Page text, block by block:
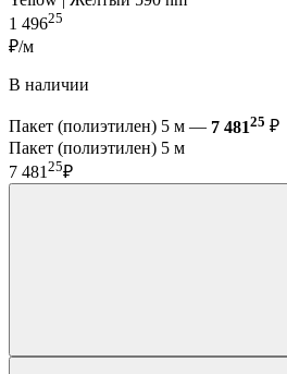
1 49625
₽/м
В наличии
Пакет (полиэтилен) 5 м — 7 48125 ₽
Пакет (полиэтилен) 5 м
7 481 25₽